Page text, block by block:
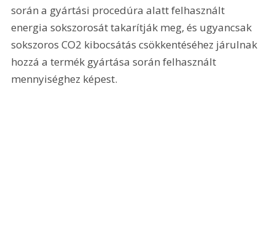
során a gyártási procedúra alatt felhasznált
energia sokszorosát takarítják meg, és ugyancsak
sokszoros CO2 kibocsátás csökkentéséhez járulnak
hozzá a termék gyártása során felhasznált
mennyiséghez képest.